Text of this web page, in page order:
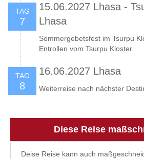
TAG
7
15.06.2027 Lhasa -
Lhasa
Sommergebetsfest im Tsurpu
Entrollen vom Tsurpu Kloster
TAG
8
16.06.2027 Lhasa
Weiterreise nach nächster
Diese Reise
Deise Reise kann auch